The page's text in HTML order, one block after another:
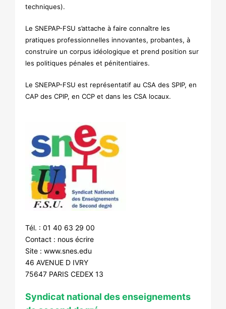
techniques).
Le SNEPAP-FSU s’attache à faire connaître les
pratiques professionnelles innovantes, probantes, à
construire un corpus idéologique et prend position sur
les politiques pénales et pénitentiaires.
Le SNEPAP-FSU est représentatif au CSA des SPIP, en
CAP des CPIP, en CCP et dans les CSA locaux.
Tél. : 01 40 63 29 00
Contact : nous écrire
Site : www.snes.edu
46 AVENUE D IVRY
75647 PARIS CEDEX 13
Syndicat national des enseignements